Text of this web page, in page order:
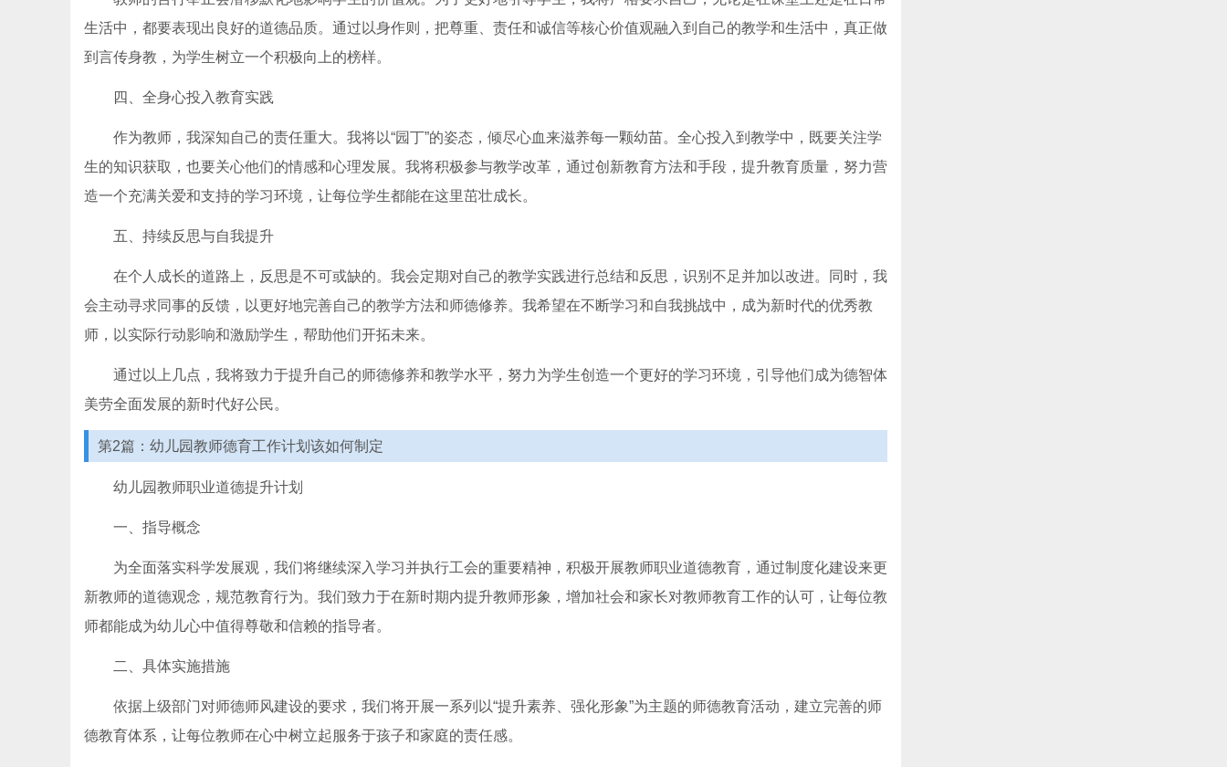
生活中，都要表现出良好的道德品质。通过以身作则，把尊重、责任和诚信等核心价值观融入到自己的教学和生活中，真正做
到言传身教，为学生树立一个积极向上的榜样。
四、全身心投入教育实践
作为教师，我深知自己的责任重大。我将以“园丁”的姿态，倾尽心血来滋养每一颗幼苗。全心投入到教学中，既要关注学
生的知识获取，也要关心他们的情感和心理发展。我将积极参与教学改革，通过创新教育方法和手段，提升教育质量，努力营
造一个充满关爱和支持的学习环境，让每位学生都能在这里茁壮成长。
五、持续反思与自我提升
在个人成长的道路上，反思是不可或缺的。我会定期对自己的教学实践进行总结和反思，识别不足并加以改进。同时，我
会主动寻求同事的反馈，以更好地完善自己的教学方法和师德修养。我希望在不断学习和自我挑战中，成为新时代的优秀教
师，以实际行动影响和激励学生，帮助他们开拓未来。
通过以上几点，我将致力于提升自己的师德修养和教学水平，努力为学生创造一个更好的学习环境，引导他们成为德智体
美劳全面发展的新时代好公民。
第2篇：幼儿园教师德育工作计划该如何制定
幼儿园教师职业道德提升计划
一、指导概念
为全面落实科学发展观，我们将继续深入学习并执行工会的重要精神，积极开展教师职业道德教育，通过制度化建设来更
新教师的道德观念，规范教育行为。我们致力于在新时期内提升教师形象，增加社会和家长对教师教育工作的认可，让每位教
师都能成为幼儿心中值得尊敬和信赖的指导者。
二、具体实施措施
依据上级部门对师德师风建设的要求，我们将开展一系列以“提升素养、强化形象”为主题的师德教育活动，建立完善的师
德教育体系，让每位教师在心中树立起服务于孩子和家庭的责任感。